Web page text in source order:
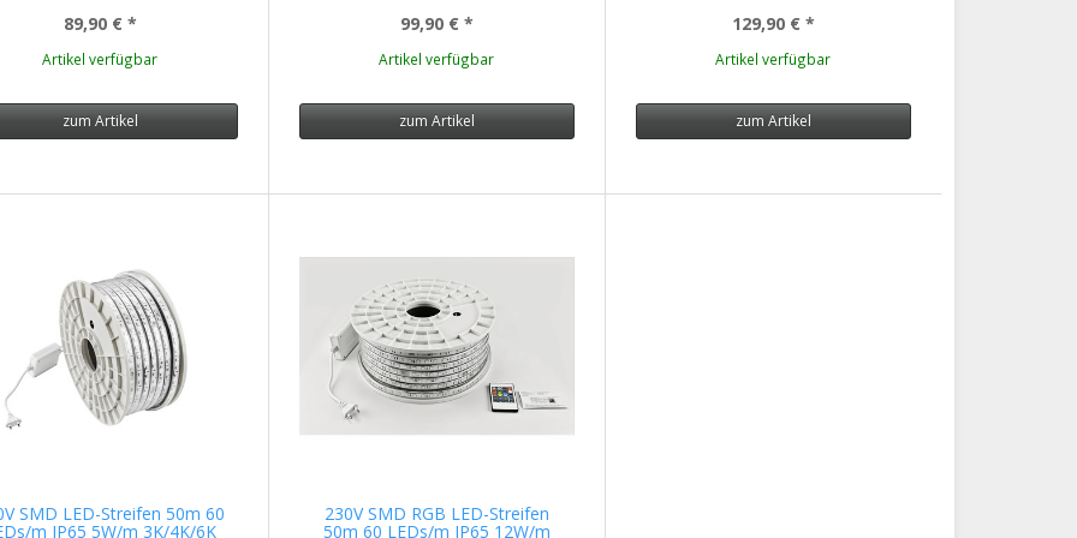
89,90 € *
Artikel verfügbar
zum Artikel
99,90 € *
Artikel verfügbar
zum Artikel
129,90 € *
Artikel verfügbar
zum Artikel
SMD LED-Streifen 50m 60
m IP65 5W/m 3K/4K/6K
230V SMD RGB LED-Streifen
50m 60 LEDs/m IP65 12W/m